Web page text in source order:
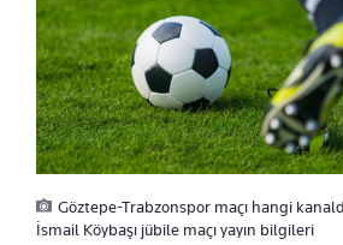
Göztepe-Trabzonspor maçı hangi
İsmail Köybaşı jübile maçı yayın bilgileri